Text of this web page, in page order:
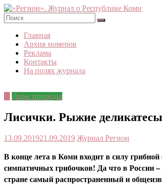
Skip
to
content
«Регион».
Журнал
Республике
Коми
Главная
Архив номеров
Реклама
Контакты
На полях журнала
Дары природы
Лисички. Рыжие деликатесы
13.09.201921.09.2019 Журнал Регион
В конце лета в Коми входит в силу
симпатичных грибочков! Да что в России
стране самый распространенный и